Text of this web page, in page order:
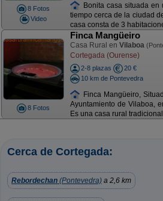
8 Fotos
Video
Bonita casa situada en
tiempo cerca de la ciudad
casa consta de 3
8 Fotos
Finca Mangüeiro
Casa Rural en Vilaboa
Cortegada (Ourense)
2-8 plazas
20 €
10 km de Pontevedra
Finca Mangüeiro,
Ayuntamiento de Vilaboa,
Es una casa rural
Cerca de Cortegada:
Rebordechan (Pontevedra) a 2,6 km